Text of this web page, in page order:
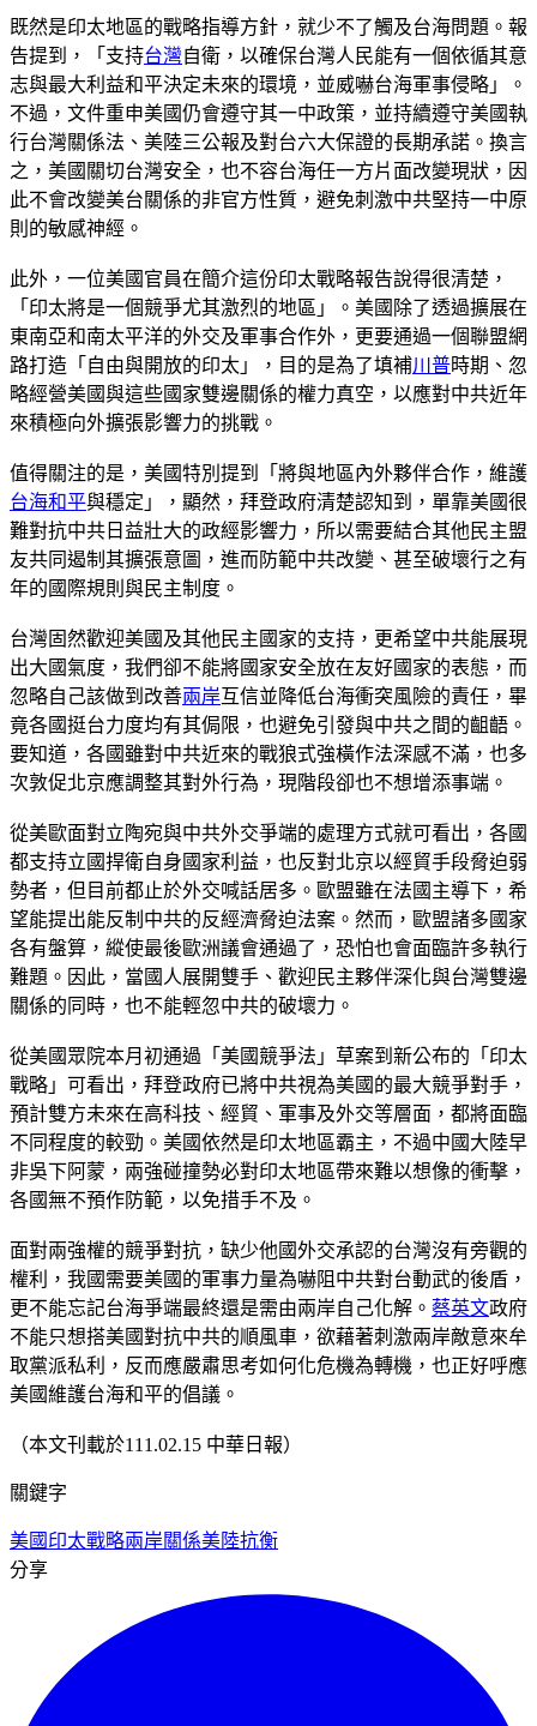
既然是印太地區的戰略指導方針，就少不了觸及台海問題。報
告提到，「支持台灣自衛，以確保台灣人民能有一個依循其意
志與最大利益和平決定未來的環境，並威嚇台海軍事侵略」。
不過，文件重申美國仍會遵守其一中政策，並持續遵守美國執
行台灣關係法、美陸三公報及對台六大保證的長期承諾。換言
之，美國關切台灣安全，也不容台海任一方片面改變現狀，因
此不會改變美台關係的非官方性質，避免刺激中共堅持一中原
則的敏感神經。
此外，一位美國官員在簡介這份印太戰略報告說得很清楚，
「印太將是一個競爭尤其激烈的地區」。美國除了透過擴展在
東南亞和南太平洋的外交及軍事合作外，更要通過一個聯盟網
路打造「自由與開放的印太」，目的是為了填補川普時期、忽
略經營美國與這些國家雙邊關係的權力真空，以應對中共近年
來積極向外擴張影響力的挑戰。
值得關注的是，美國特別提到「將與地區內外夥伴合作，維護
台海和平與穩定」，顯然，拜登政府清楚認知到，單靠美國很
難對抗中共日益壯大的政經影響力，所以需要結合其他民主盟
友共同遏制其擴張意圖，進而防範中共改變、甚至破壞行之有
年的國際規則與民主制度。
台灣固然歡迎美國及其他民主國家的支持，更希望中共能展現
出大國氣度，我們卻不能將國家安全放在友好國家的表態，而
忽略自己該做到改善兩岸互信並降低台海衝突風險的責任，畢
竟各國挺台力度均有其侷限，也避免引發與中共之間的齟齬。
要知道，各國雖對中共近來的戰狼式強橫作法深感不滿，也多
次敦促北京應調整其對外行為，現階段卻也不想增添事端。
從美歐面對立陶宛與中共外交爭端的處理方式就可看出，各國
都支持立國捍衛自身國家利益，也反對北京以經貿手段脅迫弱
勢者，但目前都止於外交喊話居多。歐盟雖在法國主導下，希
望能提出能反制中共的反經濟脅迫法案。然而，歐盟諸多國家
各有盤算，縱使最後歐洲議會通過了，恐怕也會面臨許多執行
難題。因此，當國人展開雙手、歡迎民主夥伴深化與台灣雙邊
關係的同時，也不能輕忽中共的破壞力。
從美國眾院本月初通過「美國競爭法」草案到新公布的「印太
戰略」可看出，拜登政府已將中共視為美國的最大競爭對手，
預計雙方未來在高科技、經貿、軍事及外交等層面，都將面臨
不同程度的較勁。美國依然是印太地區霸主，不過中國大陸早
非吳下阿蒙，兩強碰撞勢必對印太地區帶來難以想像的衝擊，
各國無不預作防範，以免措手不及。
面對兩強權的競爭對抗，缺少他國外交承認的台灣沒有旁觀的
權利，我國需要美國的軍事力量為嚇阻中共對台動武的後盾，
更不能忘記台海爭端最終還是需由兩岸自己化解。 蔡英文政府
不能只想搭美國對抗中共的順風車，欲藉著刺激兩岸敵意來牟
取黨派私利，反而應嚴肅思考如何化危機為轉機，也正好呼應
美國維護台海和平的倡議。
（本文刊載於111.02.15 中華日報）
關鍵字
美國印太戰略兩岸關係美陸抗衡
分享